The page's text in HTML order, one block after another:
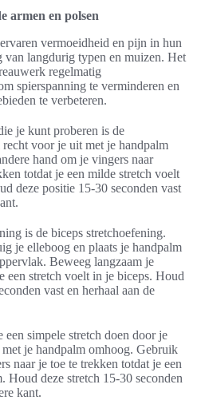
armen en polsen
vermoeidheid en pijn in hun
van langdurig typen en muizen. Het
regelmatig
spierspanning te verminderen en
te verbeteren.
je kunt proberen is de
voor je uit met je handpalm
hand om je vingers naar
totdat je een milde stretch voelt
deze positie 15-30 seconden vast
is de biceps stretchoefening.
je elleboog en plaats je handpalm
Beweeg langzaam je
een stretch voelt in je biceps. Houd
vast en herhaal aan de
simpele stretch doen door je
je handpalm omhoog. Gebruik
naar je toe te trekken totdat je een
Houd deze stretch 15-30 seconden
kant.